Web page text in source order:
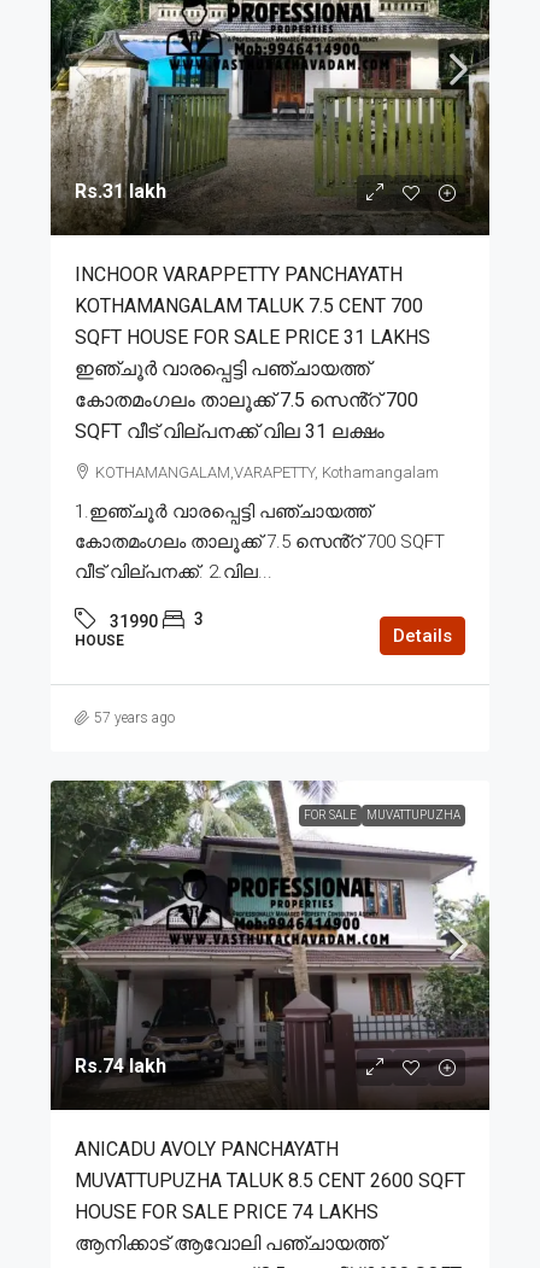
Rs.31 lakh
INCHOOR VARAPPETTY PANCHAYATH
KOTHAMANGALAM TALUK 7.5 CENT 700
SQFT HOUSE FOR SALE PRICE 31 LAKHS
ഇഞ്ചൂർ വാരപ്പെട്ടി പഞ്ചായത്ത്
കോതമംഗലം താലൂക്ക് 7.5 സെൻ്റ് 700
SQFT വീട് വില്പനക്ക് വില 31 ലക്ഷം
KOTHAMANGALAM,VARAPETTY, Kothamangalam
1.ഇഞ്ചൂർ വാരപ്പെട്ടി പഞ്ചായത്ത്
കോതമംഗലം താലൂക്ക് 7.5 സെൻ്റ് 700 SQFT
വീട് വില്പനക്ക്. 2.വില...
31990 3
HOUSE Details
57 years ago
FOR SALE MUVATTUPUZHA
Rs.74 lakh
ANICADU AVOLY PANCHAYATH
MUVATTUPUZHA TALUK 8.5 CENT 2600 SQFT
HOUSE FOR SALE PRICE 74 LAKHS
ആനിക്കാട് ആവോലി പഞ്ചായത്ത്